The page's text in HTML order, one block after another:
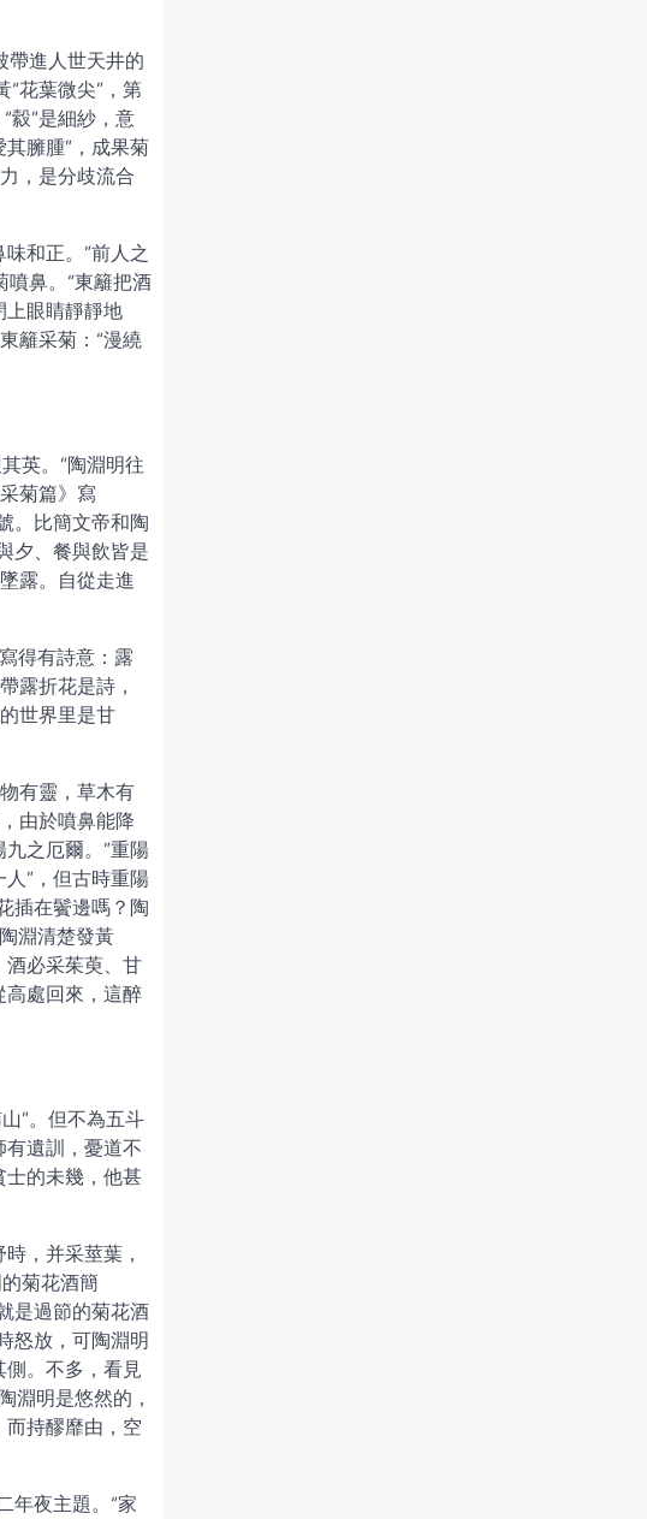
帶進人世天井的
“花葉微尖”，第
縠”是細紗，意
臃腫”，成果菊
，是分歧流合
和正。”前人之
噴鼻。“東籬把酒
上眼睛靜靜地
籬采菊：“漫繞
英。”陶淵明往
菊篇》寫
。比簡文帝和陶
夕、餐與飲皆是
露。自從走進
得有詩意：露
露折花是詩，
世界里是甘
有靈，草木有
由於噴鼻能降
之厄爾。”重陽
”，但古時重陽
插在鬢邊嗎？陶
淵清楚發黃
必采茱萸、甘
處回來，這醉
”。但不為五斗
遺訓，憂道不
的未幾，他甚
，并采莖葉，
菊花酒簡
是過節的菊花酒
怒放，可陶淵明
。不多，看見
淵明是悠然的，
持醪靡由，空
年夜主題。“家